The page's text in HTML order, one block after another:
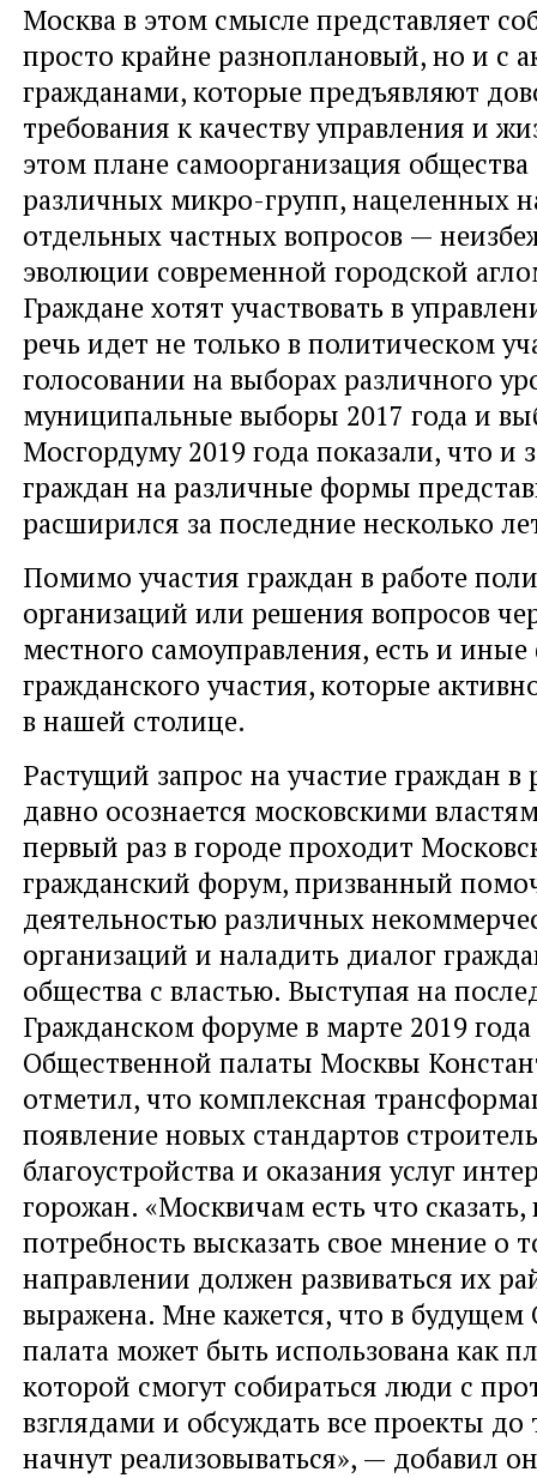
Москва в этом смысле представляет
просто крайне разноплановый, но и с
гражданами, которые предъявляют
требования к качеству управления и
этом плане самоорганизация
различных микро-групп, нацеленных
отдельных частных вопросов —
эволюции современной городской
Граждане хотят участвовать в
речь идет не только в политическом
голосовании на выборах различного
муниципальные выборы 2017 года и
Мосгордуму 2019 года показали, что и
граждан на различные формы
расширился за последние несколько
Помимо участия граждан в работе
организаций или решения вопросов
местного самоуправления, есть и
гражданского участия, которые
в нашей столице.
Растущий запрос на участие граждан в
давно осознается московскими
первый раз в городе проходит
гражданский форум, призванный
деятельностью различных
организаций и наладить диалог
общества с властью. Выступая на
Гражданском форуме в марте 2019 года
Общественной палаты Москвы
отметил, что комплексная
появление новых стандартов
благоустройства и оказания услуг
горожан. «Москвичам есть что сказать,
потребность высказать свое мнение о
направлении должен развиваться их
выражена. Мне кажется, что в будущем
палата может быть использована как
которой смогут собираться люди с
взглядами и обсуждать все проекты до
начнут реализовываться», — добавил